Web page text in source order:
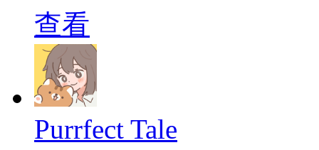
查看
Purrfect Tale